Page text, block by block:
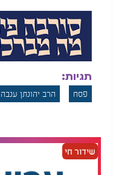
תגיות:
פסח הרב יהונתן ענבה
שידור חי